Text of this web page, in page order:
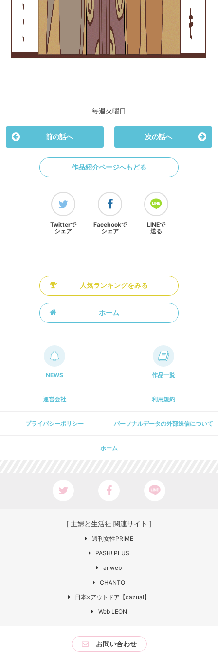
毎週火曜日
前の話へ 次の話へ
作品紹介ページへもどる
Twitterで
シェア
Facebookで
シェア
LINEで
送る
人気ランキングをみる
ホーム
NEWS 作品一覧
運営会社 利用規約
プライパシーポリシー パーソナルデータの外部送信について
ホーム
[ 主婦と生活社 関連サイト ]
週刊女性PRIME
PASH! PLUS
ar web
CHANTO
日本×アウトドア【cazual】
Web LEON
お問い合わせ